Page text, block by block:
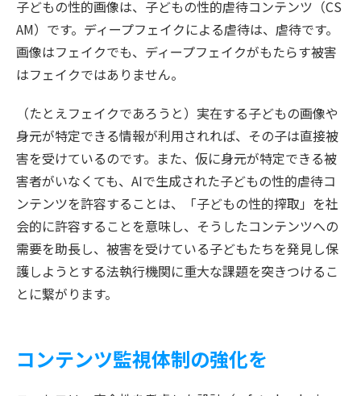
子どもの性的画像は、子どもの性的虐待コンテンツ（CS
AM）です。ディープフェイクによる虐待は、虐待です。
画像はフェイクでも、ディープフェイクがもたらす被害
はフェイクではありません。
（たとえフェイクであろうと）実在する子どもの画像や
身元が特定できる情報が利用されれば、その子は直接被
害を受けているのです。また、仮に身元が特定できる被
害者がいなくても、AIで生成された子どもの性的虐待コ
ンテンツを許容することは、「子どもの性的搾取」を社
会的に許容することを意味し、そうしたコンテンツへの
需要を助長し、被害を受けている子どもたちを発見し保
護しようとする法執行機関に重大な課題を突きつけるこ
とに繋がります。
コンテンツ監視体制の強化を